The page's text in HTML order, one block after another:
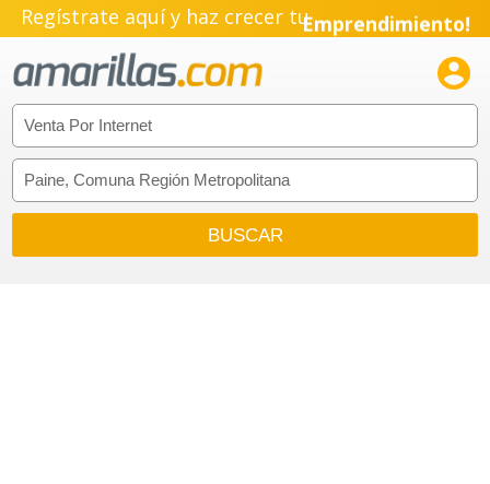
Regístrate aquí y haz crecer tuEmprendimiento!
